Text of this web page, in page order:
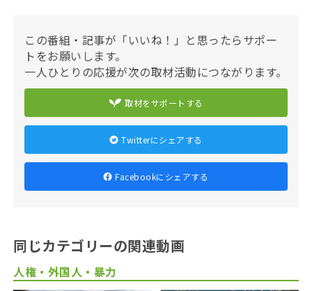
この番組・記事が「いいね！」と思ったらサポー
トをお願いします。
一人ひとりの応援が次の取材活動につながります。
取材をサポートする
Twitterにシェアする
Facebookにシェアする
同じカテゴリーの関連動画
人権・外国人・暴力